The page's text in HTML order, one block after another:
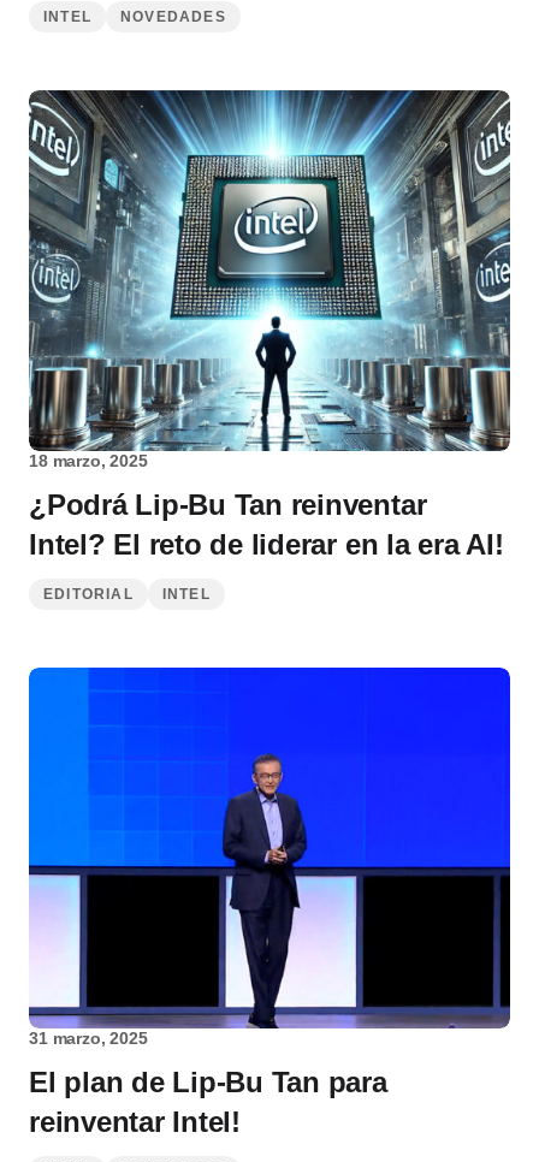
INTEL NOVEDADES
18 marzo, 2025
¿Podrá Lip-Bu Tan reinventar
Intel? El reto de liderar en la era AI!
EDITORIAL INTEL
31 marzo, 2025
El plan de Lip-Bu Tan para
reinventar Intel!